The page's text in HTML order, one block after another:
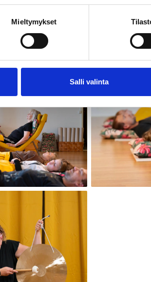
Mieltymykset
Salli valinta